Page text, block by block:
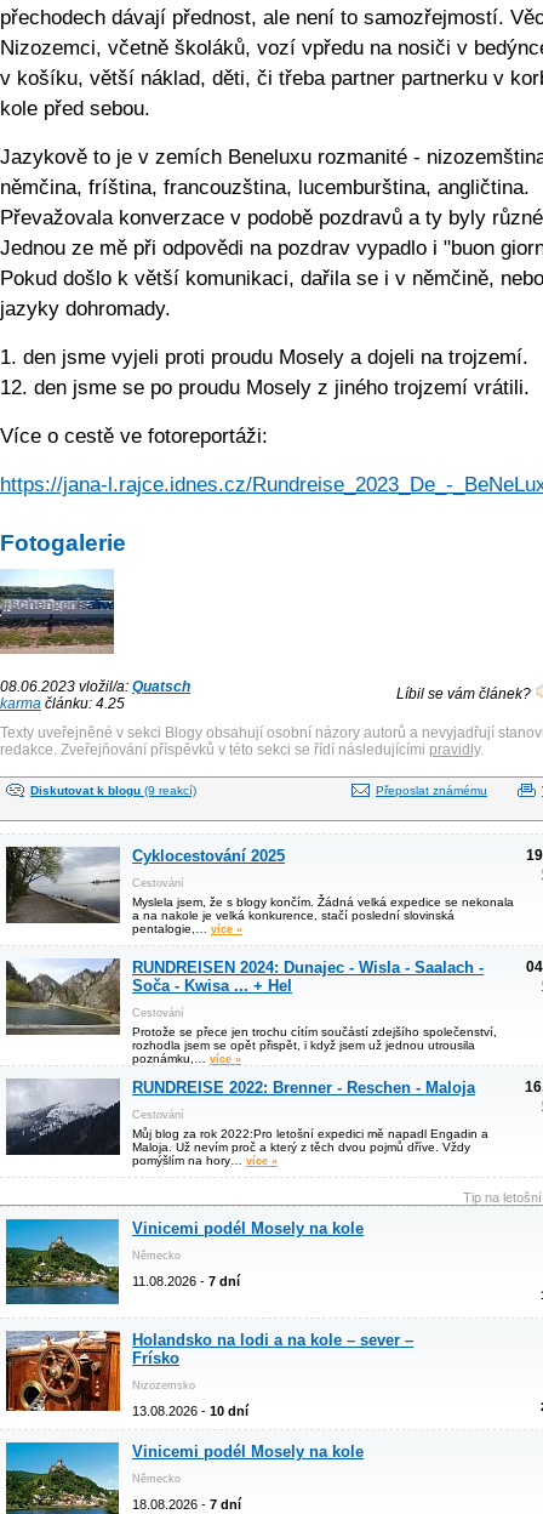
přechodech dávají přednost, ale není to samozřejmostí.
Nizozemci, včetně školáků, vozí vpředu na nosiči v
v košíku, větší náklad, děti, či třeba partner partnerku v
kole před sebou.
Jazykově to je v zemích Beneluxu rozmanité -
němčina, fríština, francouzština, lucemburština, angličtina.
Převažovala konverzace v podobě pozdravů a ty byly
Jednou ze mě při odpovědi na pozdrav vypadlo i "buon
Pokud došlo k větší komunikaci, dařila se i v němčině,
jazyky dohromady.
1. den jsme vyjeli proti proudu Mosely a dojeli na trojzemí.
12. den jsme se po proudu Mosely z jiného trojzemí vrátili.
Více o cestě ve fotoreportáži:
https://jana-l.rajce.idnes.cz/Rundreise_2023_De_-
Fotogalerie
08.06.2023 vložil/a: Quatsch
karma článku: 4.25
Líbil se vám článek?
Texty uveřejněné v sekci Blogy obsahují osobní názory autorů a nevyjadřují
redakce. Zveřejňování příspěvků v této sekci se řídí následujícími pravidly.
Diskutovat k blogu (9 reakcí) Přeposlat známému
Cyklocestování 2025
Cestování
Myslela jsem, že s blogy končím. Žádná velká expedice se nekonala
a na nakole je velká konkurence, stačí poslední slovinská
pentalogie,… více »
RUNDREISEN 2024: Dunajec - Wisla - Saalach -
Soča - Kwisa ... + Hel
Cestování
Protože se přece jen trochu cítím součástí zdejšího společenství,
rozhodla jsem se opět přispět, i když jsem už jednou utrousila
poznámku,… více »
RUNDREISE 2022: Brenner - Reschen - Maloja
Cestování
Můj blog za rok 2022:Pro letošní expedici mě napadl Engadin a
Maloja. Už nevím proč a který z těch dvou pojmů dříve. Vždy
pomýšlím na hory… více »
Tip na
Vinicemi podél Mosely na kole
Německo
11.08.2026 - 7 dní
Holandsko na lodi a na kole – sever –
Frísko
Nizozemsko
13.08.2026 - 10 dní
Vinicemi podél Mosely na kole
Německo
18.08.2026 - 7 dní